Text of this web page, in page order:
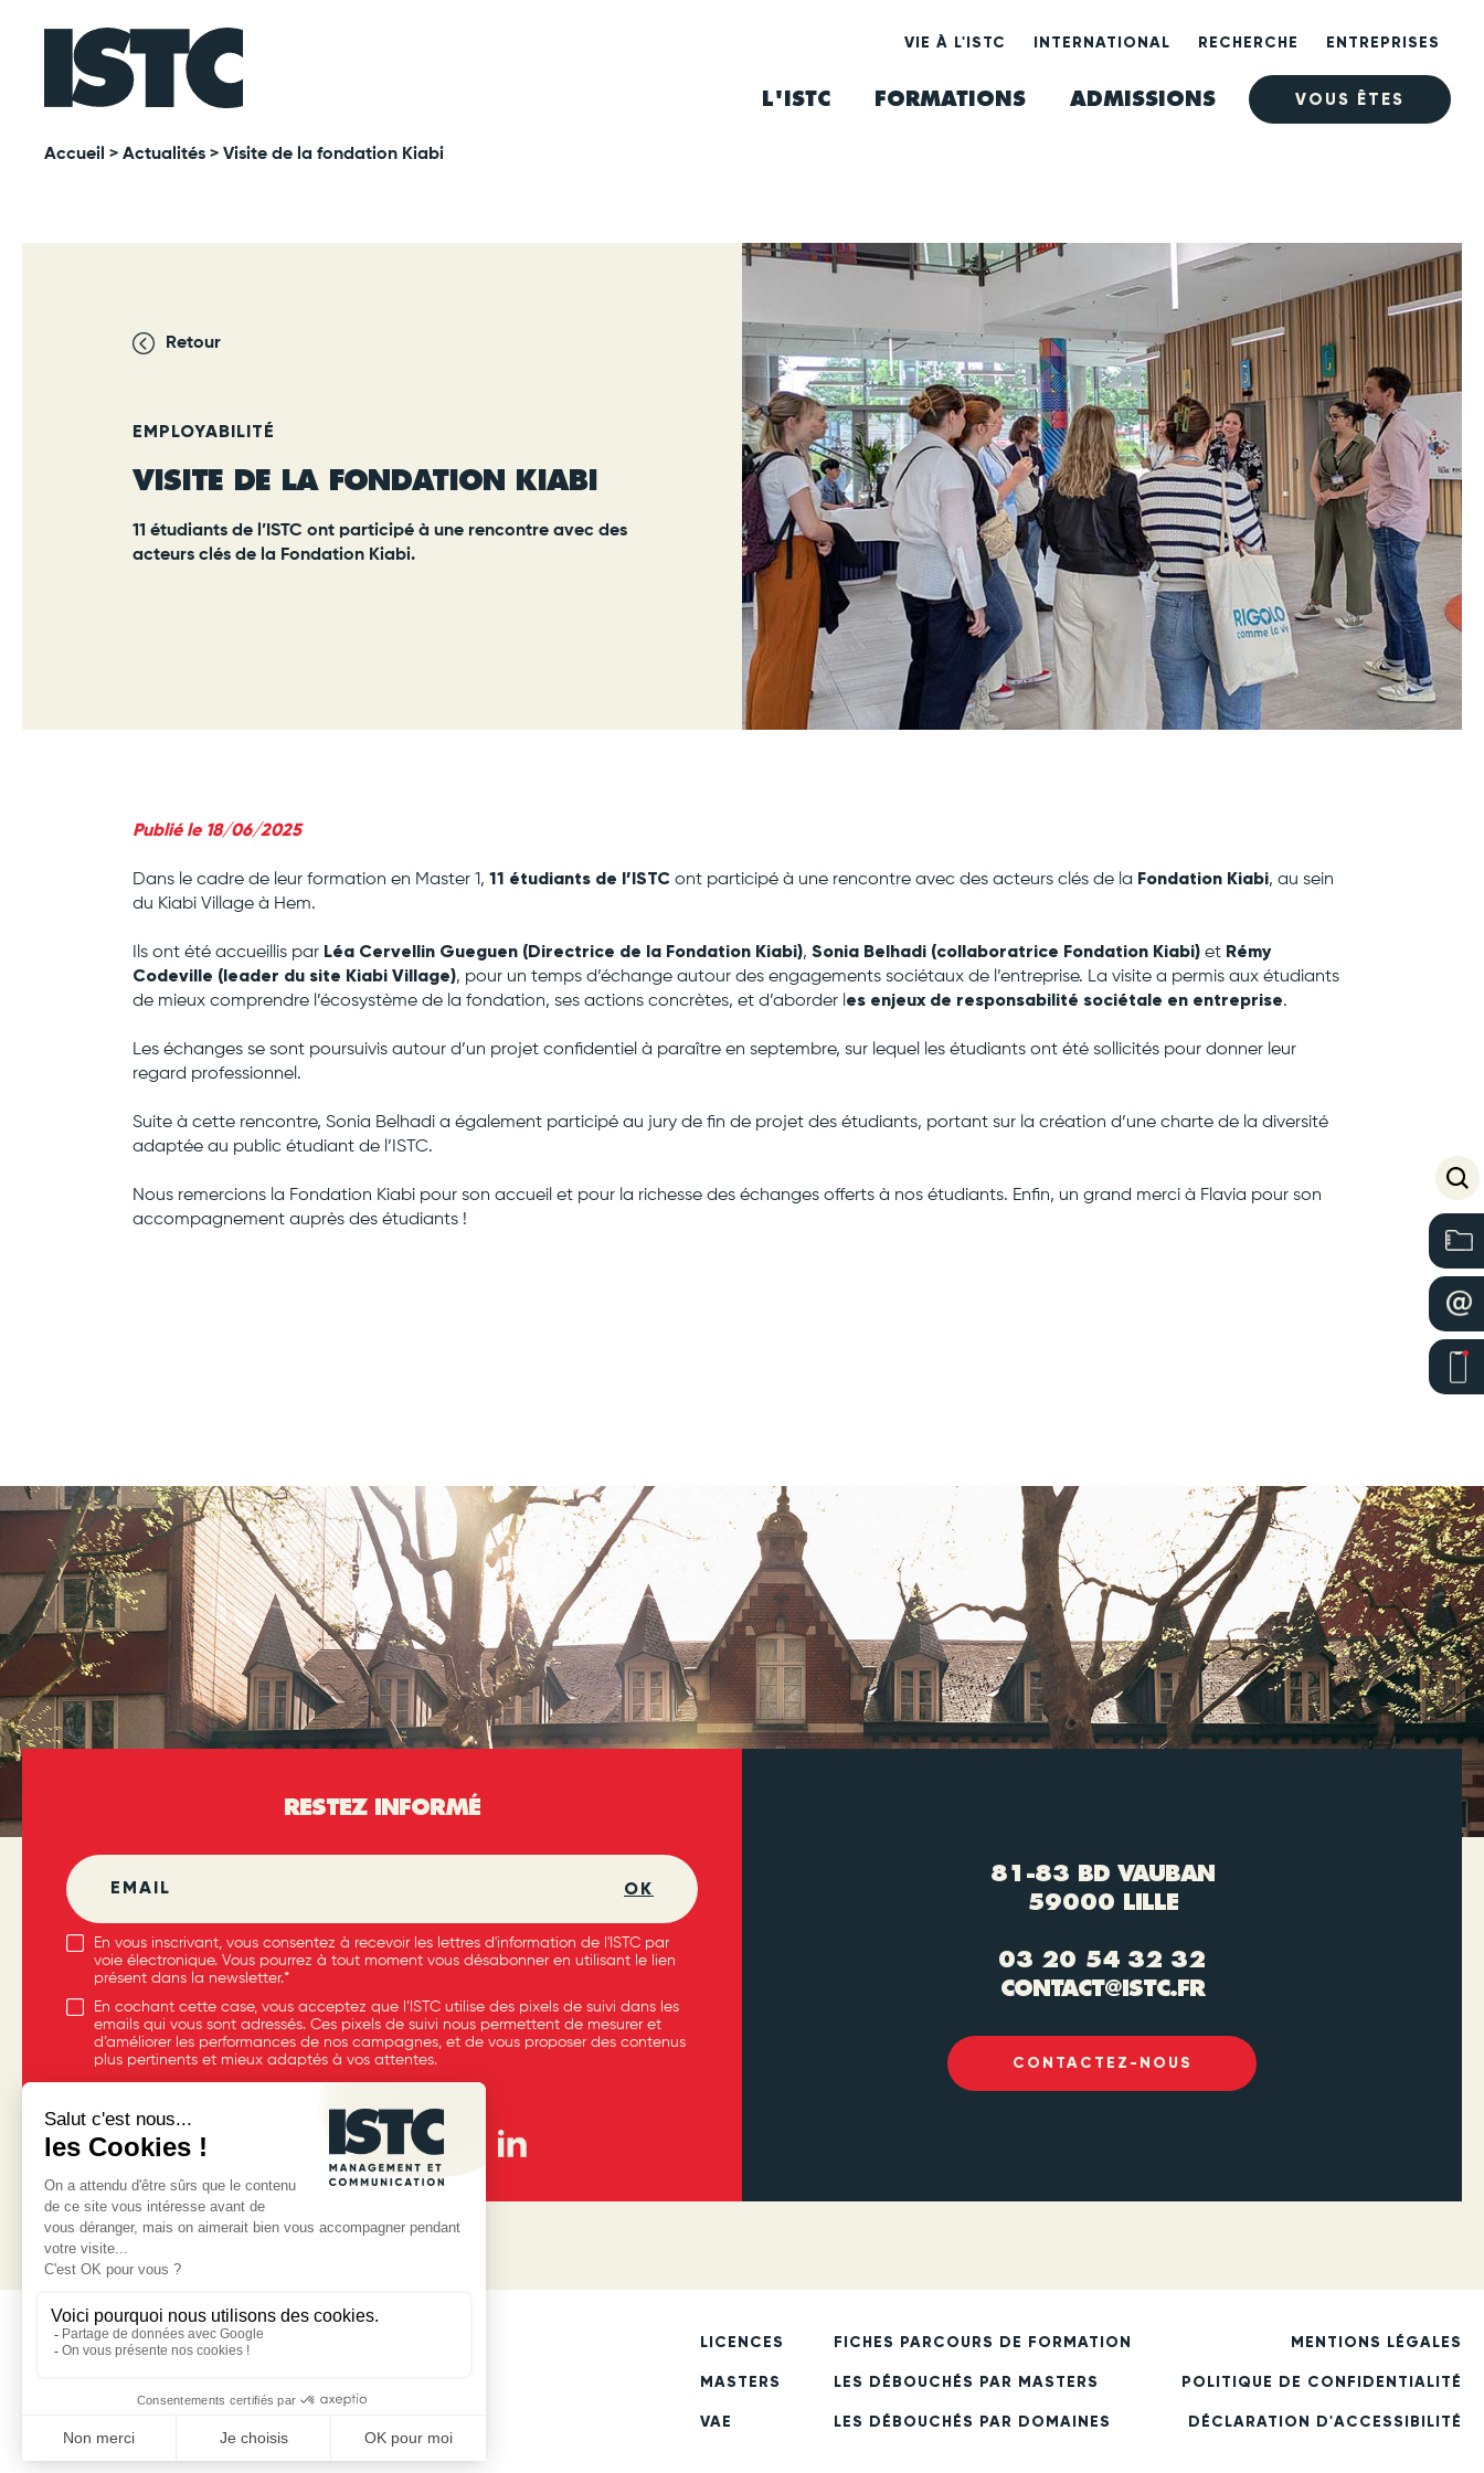
VIE À L'ISTC INTERNATIONAL RECHERCHE ENTREPRISES
L'ISTC FORMATIONS ADMISSIONS VOUS ÊTES
Accueil > Actualités > Visite de la fondation Kiabi
Retour
EMPLOYABILITÉ
VISITE DE LA FONDATION KIABI
11 étudiants de l’ISTC ont participé à une rencontre avec des
acteurs clés de la Fondation Kiabi.
Publié le 18/06/2025
Dans le cadre de leur formation en Master 1, 11 étudiants de l’ISTC ont participé à une rencontre avec des acteurs clés de la Fondation Kiabi, au sein
du Kiabi Village à Hem.
Ils ont été accueillis par Léa Cervellin Gueguen (Directrice de la Fondation Kiabi), Sonia Belhadi (collaboratrice Fondation Kiabi) et Rémy
Codeville (leader du site Kiabi Village), pour un temps d’échange autour des engagements sociétaux de l’entreprise. La visite a permis aux étudiants
de mieux comprendre l’écosystème de la fondation, ses actions concrètes, et d’aborder l es enjeux de responsabilité sociétale en entreprise.
Les échanges se sont poursuivis autour d’un projet confidentiel à paraître en septembre, sur lequel les étudiants ont été sollicités pour donner leur
regard professionnel.
Suite à cette rencontre, Sonia Belhadi a également participé au jury de fin de projet des étudiants, portant sur la création d’une charte de la diversité
adaptée au public étudiant de l’ISTC.
Nous remercions la Fondation Kiabi pour son accueil et pour la richesse des échanges offerts à nos étudiants. Enfin, un grand merci à Flavia pour son
accompagnement auprès des étudiants !
RESTEZ INFORMÉ
OK
En vous inscrivant, vous consentez à recevoir les lettres d'information de l'ISTC par
voie électronique. Vous pourrez à tout moment vous désabonner en utilisant le lien
présent dans la newsletter.*
En cochant cette case, vous acceptez que l’ISTC utilise des pixels de suivi dans les
emails qui vous sont adressés. Ces pixels de suivi nous permettent de mesurer et
d’améliorer les performances de nos campagnes, et de vous proposer des contenus
plus pertinents et mieux adaptés à vos attentes.
81-83 BD VAUBAN
59000 LILLE
03 20 54 32 32
CONTACT@ISTC.FR
CONTACTEZ-NOUS
LICENCES
MASTERS
VAE
FICHES PARCOURS DE FORMATION
LES DÉBOUCHÉS PAR MASTERS
LES DÉBOUCHÉS PAR DOMAINES
MENTIONS LÉGALES
POLITIQUE DE CONFIDENTIALITÉ
DÉCLARATION D'ACCESSIBILITÉ